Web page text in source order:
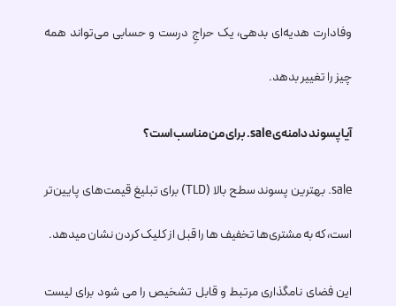
وفادارت هدیه‌ای بدهی، یک حراجِ درست و حسابی می‌تواند همه
چیز را تغییر بدهد.
آیا پسوند دامنه‌ی.saleبرای من مناسب است؟
.sale بهترین پسوند سطح بالا (TLD) برای تبلیغ قیمت‌های پایین‌تر
است، که به مشتری‌ها تخفیف ها را قبل از کلیک کردن نشان میدهد.
این فضای نامگذاری مرتبط و قابل تشخیص را می شود برای لیست